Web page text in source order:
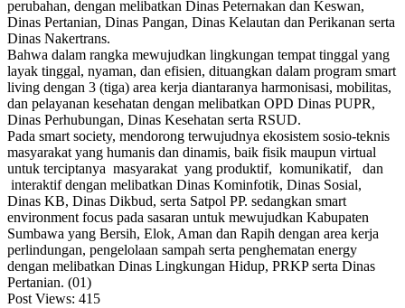
perubahan, dengan melibatkan Dinas Peternakan dan Keswan,
Dinas Pertanian, Dinas Pangan, Dinas Kelautan dan Perikanan serta
Dinas Nakertrans.
Bahwa dalam rangka mewujudkan lingkungan tempat tinggal yang
layak tinggal, nyaman, dan efisien, dituangkan dalam program smart
living dengan 3 (tiga) area kerja diantaranya harmonisasi, mobilitas,
dan pelayanan kesehatan dengan melibatkan OPD Dinas PUPR,
Dinas Perhubungan, Dinas Kesehatan serta RSUD.
Pada smart society, mendorong terwujudnya ekosistem sosio-teknis
masyarakat yang humanis dan dinamis, baik fisik maupun virtual
untuk terciptanya masyarakat yang produktif, komunikatif, dan
interaktif dengan melibatkan Dinas Kominfotik, Dinas Sosial,
Dinas KB, Dinas Dikbud, serta Satpol PP. sedangkan smart
environment focus pada sasaran untuk mewujudkan Kabupaten
Sumbawa yang Bersih, Elok, Aman dan Rapih dengan area kerja
perlindungan, pengelolaan sampah serta penghematan energy
dengan melibatkan Dinas Lingkungan Hidup, PRKP serta Dinas
Pertanian. (01)
Post Views: 415